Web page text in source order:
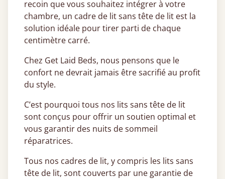
recoin que vous souhaitez intégrer à votre
chambre, un cadre de lit sans tête de lit est la
solution idéale pour tirer parti de chaque
centimètre carré.
Chez Get Laid Beds, nous pensons que le
confort ne devrait jamais être sacrifié au profit
du style.
C’est pourquoi tous nos lits sans tête de lit
sont conçus pour offrir un soutien optimal et
vous garantir des nuits de sommeil
réparatrices.
Tous nos cadres de lit, y compris les lits sans
tête de lit, sont couverts par une garantie de